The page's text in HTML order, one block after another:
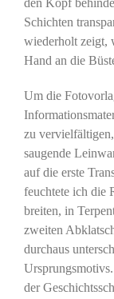
den Kopf
Schichten
wiederholt zeigt,
Hand an die
Um die
zu
saugende
auf die erste
feuchtete ich die
breiten, in
zweiten
durchaus
der